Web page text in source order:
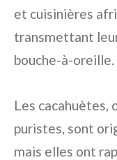
et cuisinières
transmettant
bouche-à-oreille.
Les cacahuètes,
puristes, sont
mais elles ont